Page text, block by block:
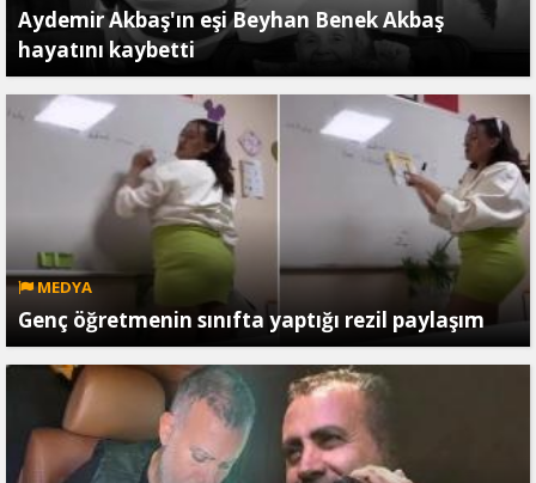
Aydemir Akbaş'ın eşi Beyhan Benek Akbaş
hayatını kaybetti
MEDYA
Genç öğretmenin sınıfta yaptığı rezil paylaşım